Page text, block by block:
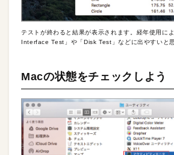
テストが終わると結果が表示されます。経年使用に
Interface Test」や「Disk Test」などに出やすいと思
Macの状態をチェックしよう